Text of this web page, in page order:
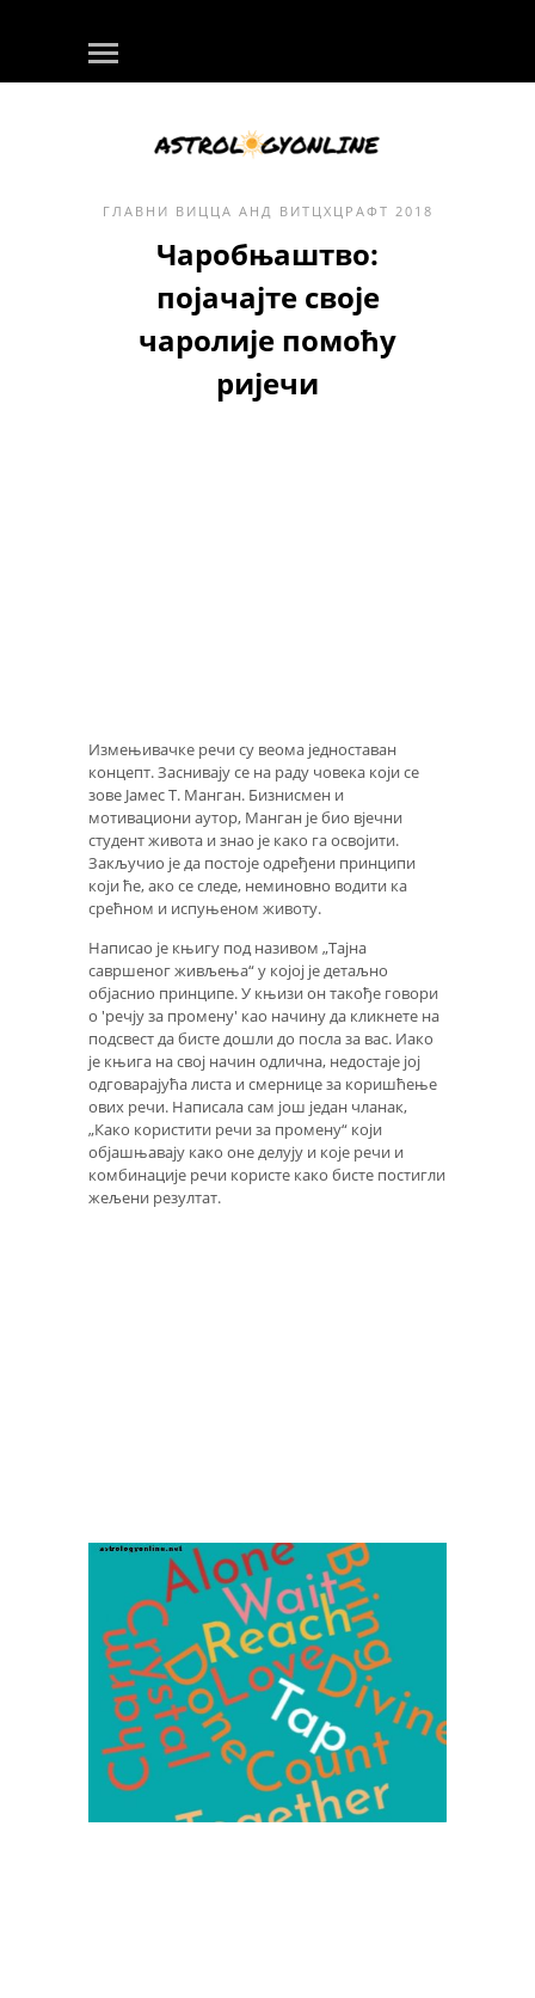
ГЛАВНИ ВИЦЦА АНД ВИТЦХЦРАФТ 2018
Чаробњаштво:
појачајте своје
чаролије помоћу
ријечи
Измењивачке речи су веома једноставан
концепт. Заснивају се на раду човека који се
зове Јамес Т. Манган. Бизнисмен и
мотивациони аутор, Манган је био вјечни
студент живота и знао је како га освојити.
Закључио је да постоје одређени принципи
који ће, ако се следе, неминовно водити ка
срећном и испуњеном животу.
Написао је књигу под називом „Тајна
савршеног живљења“ у којој је детаљно
објаснио принципе. У књизи он такође говори
о 'речју за промену' као начину да кликнете на
подсвест да бисте дошли до посла за вас. Иако
је књига на свој начин одлична, недостаје јој
одговарајућа листа и смернице за коришћење
ових речи. Написала сам још један чланак,
„Како користити речи за промену“ који
објашњавају како оне делују и које речи и
комбинације речи користе како бисте постигли
жељени резултат.